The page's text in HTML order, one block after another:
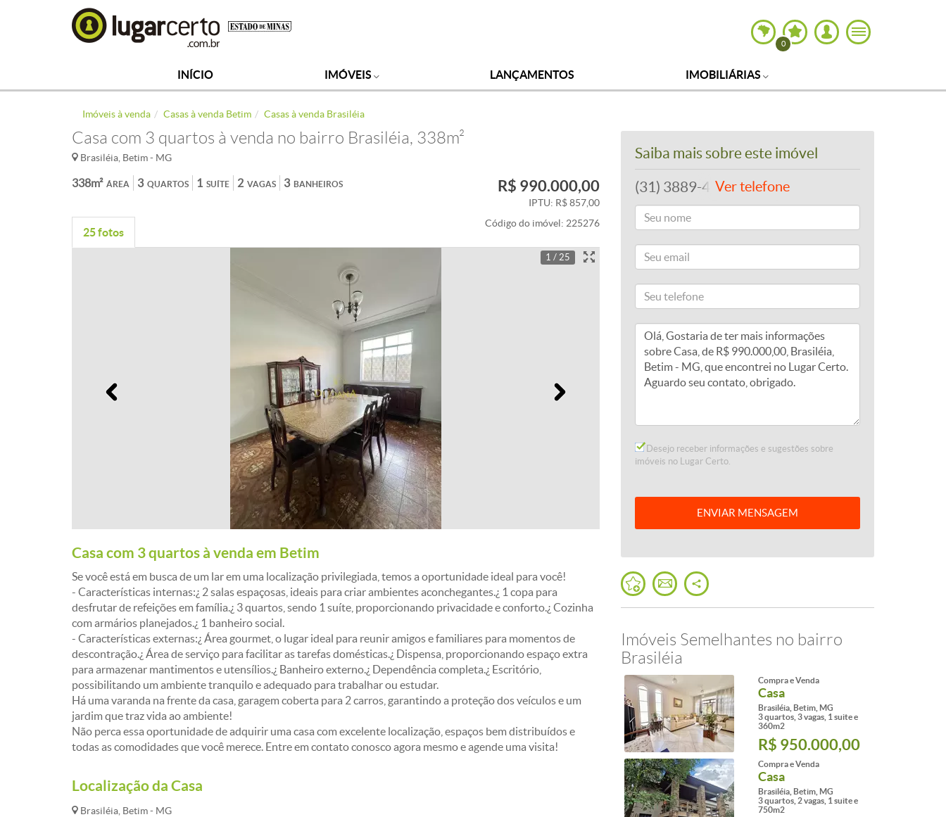
0
INÍCIO IMÓVEIS LANÇAMENTOS IMOBILIÁRIAS
Imóveis à venda Casas à venda Betim Casas à venda Brasiléia
Casa com 3 quartos à venda no bairro Brasiléia, 338m²
Brasiléia, Betim - MG
ÁREA
338m² QUARTOS
3 SUÍTE
1 VAGAS
2 BANHEIROS
3 R$ 990.000,00
IPTU: R$ 857,00
25 fotos
Código do imóvel: 225276
1 / 25
Casa com 3 quartos à venda em Betim
Se você está em busca de um lar em uma localização privilegiada, temos a oportunidade ideal para você!
- Características internas:¿ 2 salas espaçosas, ideais para criar ambientes aconchegantes.¿ 1 copa para
desfrutar de refeições em família.¿ 3 quartos, sendo 1 suíte, proporcionando privacidade e conforto.¿ Cozinha
com armários planejados.¿ 1 banheiro social.
- Características externas:¿ Área gourmet, o lugar ideal para reunir amigos e familiares para momentos de
descontração.¿ Área de serviço para facilitar as tarefas domésticas.¿ Dispensa, proporcionando espaço extra
para armazenar mantimentos e utensílios.¿ Banheiro externo.¿ Dependência completa.¿ Escritório,
possibilitando um ambiente tranquilo e adequado para trabalhar ou estudar.
Há uma varanda na frente da casa, garagem coberta para 2 carros, garantindo a proteção dos veículos e um
jardim que traz vida ao ambiente!
Não perca essa oportunidade de adquirir uma casa com excelente localização, espaços bem distribuídos e
todas as comodidades que você merece. Entre em contato conosco agora mesmo e agende uma visita!
Localização da Casa
Brasiléia, Betim - MG
Saiba mais sobre este imóvel
(31) 3889-4765Ver telefone
Desejo receber informações e sugestões sobre
imóveis no Lugar Certo.
ENVIAR MENSAGEM
Imóveis Semelhantes no bairro
Brasiléia
Compra e Venda
Casa
Brasiléia, Betim, MG
3 quartos, 3 vagas, 1 suite e
360m2
R$ 950.000,00
Compra e Venda
Casa
Brasiléia, Betim, MG
3 quartos, 2 vagas, 1 suite e
750m2